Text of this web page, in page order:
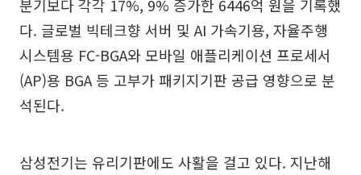
분기보다 각각 17%, 9% 증가한 6446억 원을 기록했
다. 글로벌 빅테크향 서버 및 AI 가속기용, 자율주행
시스템용 FC-BGA와 모바일 애플리케이션 프로세서
(AP)용 BGA 등 고부가 패키지기판 공급 영향으로 분
석된다.
삼성전기는 유리기판에도 사활을 걸고 있다. 지난해